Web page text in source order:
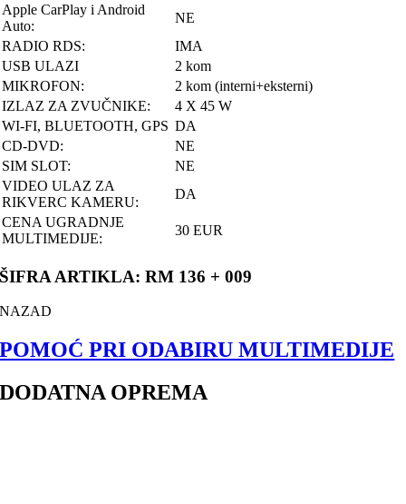
Apple CarPlay i Android
Auto:
NE
RADIO RDS:
IMA
USB ULAZI
2 kom
MIKROFON:
2 kom (interni+eksterni)
IZLAZ ZA ZVUČNIKE:
4 X 45 W
WI-FI, BLUETOOTH, GPS DA
CD-DVD:
NE
SIM SLOT:
NE
VIDEO ULAZ ZA
RIKVERC KAMERU:
DA
CENA UGRADNJE
MULTIMEDIJE:
30 EUR
ŠIFRA ARTIKLA: RM 136 + 009
NAZAD
POMOĆ PRI ODABIRU MULTIMEDIJE
DODATNA OPREMA